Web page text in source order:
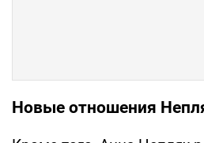
Новые отношения